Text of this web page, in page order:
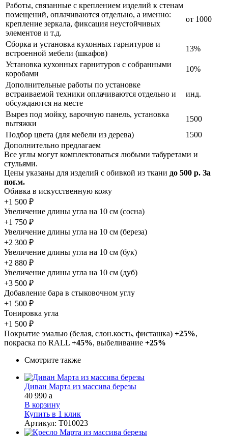
Работы, связанные с креплением изделий к стенам
помещений, оплачиваются отдельно, а именно:
крепление зеркала, фиксация неустойчивых
элементов и т.д.
от 1000
Сборка и установка кухонных гарнитуров и
встроенной мебели (шкафов)
13%
Установка кухонных гарнитуров с собранными
коробами
10%
Дополнительные работы по установке
встраиваемой техники оплачиваются отдельно и
обсуждаются на месте
инд.
Вырез под мойку, варочную панель, установка
вытяжки
1500
Подбор цвета (для мебели из дерева)
1500
Дополнительно предлагаем
Все углы могут комплектоваться любыми табуретами и
стульями.
Цены указаны для изделий с обивкой из ткани до 500 р. За
пог.м.
Обивка в искусственную кожу
+1 500 ₽
Увеличение длины угла на 10 см (сосна)
+1 750 ₽
Увеличение длины угла на 10 см (береза)
+2 300 ₽
Увеличение длины угла на 10 см (бук)
+2 880 ₽
Увеличение длины угла на 10 см (дуб)
+3 500 ₽
Добавление бара в стыковочном углу
+1 500 ₽
Тонировка угла
+1 500 ₽
Покрытие эмалью (белая, слон.кость, фисташка) +25%,
покраска по RALL +45%, выбеливание +25%
Смотрите также
Диван Марта из массива березы
40 990 a
В корзину
Купить в 1 клик
Артикул: Т010023